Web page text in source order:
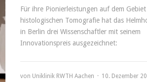
Für ihre Pionierleistungen auf dem
histologischen Tomografie hat das
in Berlin drei Wissenschaftler mit seinem
Innovationspreis ausgezeichnet:
von Uniklinik RWTH Aachen 10. Dezember